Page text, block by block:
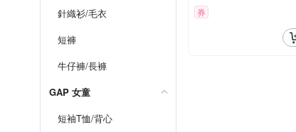
針織衫/毛衣
短褲
牛仔褲/長褲
GAP 女童
短袖T恤/背心
券